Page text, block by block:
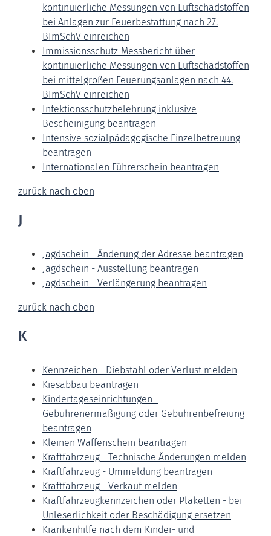
kontinuierliche Messungen von Luftschadstoffen
bei Anlagen zur Feuerbestattung nach 27.
BImSchV einreichen
Immissionsschutz-Messbericht über
kontinuierliche Messungen von Luftschadstoffen
bei mittelgroßen Feuerungsanlagen nach 44.
BImSchV einreichen
Infektionsschutzbelehrung inklusive
Bescheinigung beantragen
Intensive sozialpädagogische Einzelbetreuung
beantragen
Internationalen Führerschein beantragen
zurück nach oben
J
Jagdschein - Änderung der Adresse beantragen
Jagdschein - Ausstellung beantragen
Jagdschein - Verlängerung beantragen
zurück nach oben
K
Kennzeichen - Diebstahl oder Verlust melden
Kiesabbau beantragen
Kindertageseinrichtungen -
Gebührenermäßigung oder Gebührenbefreiung
beantragen
Kleinen Waffenschein beantragen
Kraftfahrzeug - Technische Änderungen melden
Kraftfahrzeug - Ummeldung beantragen
Kraftfahrzeug - Verkauf melden
Kraftfahrzeugkennzeichen oder Plaketten - bei
Unleserlichkeit oder Beschädigung ersetzen
Krankenhilfe nach dem Kinder- und